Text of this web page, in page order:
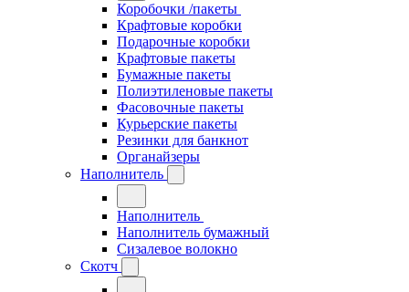
Коробочки /пакеты
Крафтовые коробки
Подарочные коробки
Крафтовые пакеты
Бумажные пакеты
Полиэтиленовые пакеты
Фасовочные пакеты
Курьерские пакеты
Резинки для банкнот
Органайзеры
Наполнитель
Наполнитель
Наполнитель бумажный
Сизалевое волокно
Скотч